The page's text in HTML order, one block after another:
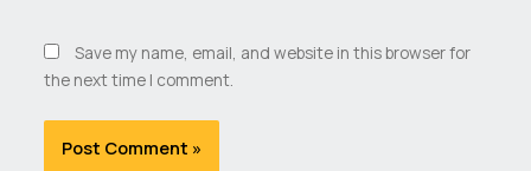
Save my name, email, and website in this browser for
the next time I comment.